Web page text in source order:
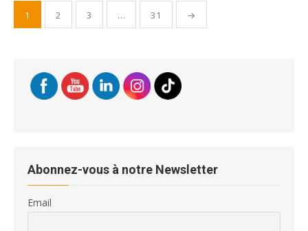
Pagination
des
1 2 3 … 31 →
Abonnez-vous à notre Newsletter
Email